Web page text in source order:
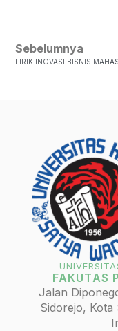
Sebelumnya
LIRIK INOVASI BISNIS
FAKUTAS
Jalan
Sidorejo, Kota